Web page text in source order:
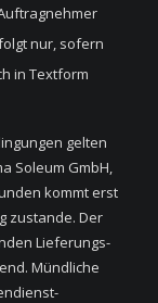
nur, sofern
in Textform
gelten
Soleum GmbH,
kommt erst
zustande. Der
Lieferungs-
Mündliche